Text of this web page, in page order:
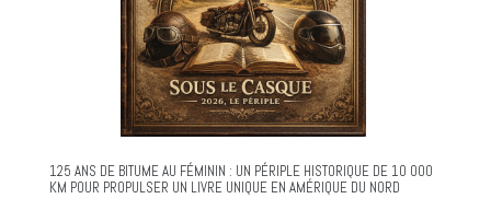
125 ANS DE BITUME AU FÉMININ : UN PÉRIPLE HISTORIQUE DE 10 000
KM POUR PROPULSER UN LIVRE UNIQUE EN AMÉRIQUE DU NORD